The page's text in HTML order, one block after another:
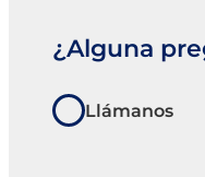
¿Alguna
Llámanos